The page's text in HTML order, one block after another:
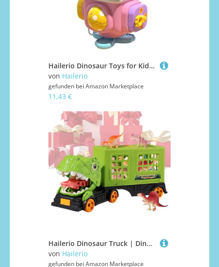
Hailerio Dinosaur Toys for Kids - Beschäftigungsball Für Frühförderung - Würfel Hand-Auge-Koordination Sensorikspiel Für Reisen Kindergartenkinder Schule Zuhause Spielen Für Und Mädchen
von Hailerio
gefunden bei Amazon Marketplace
11,43 €
Hailerio Dinosaur Truck | Dinosaurien Modell Transporter LKW | Lernspielzeug Für Kinder Rollenspiel | Kindergarten Indoor Outdoor Reise Party Picknick Geburtstag
von Hailerio
gefunden bei Amazon Marketplace